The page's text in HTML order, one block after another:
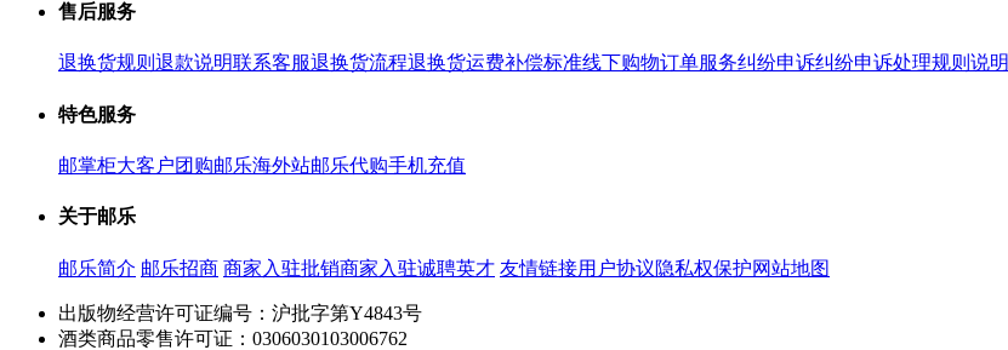
售后服务
退换货规则 退款说明联系客服退换货流程退换货运费补偿标准线下购物订单服务纠纷申诉纠纷申诉处理规则说明
特色服务
邮掌柜大客户团购邮乐海外站邮乐代购手机充值
关于邮乐
邮乐简介 邮乐招商 商家入驻批销商家入驻诚聘英才 友情链接用户协议隐私权保护网站地图
出版物经营许可证编号：沪批字第Y4843号
酒类商品零售许可证：0306030103006762